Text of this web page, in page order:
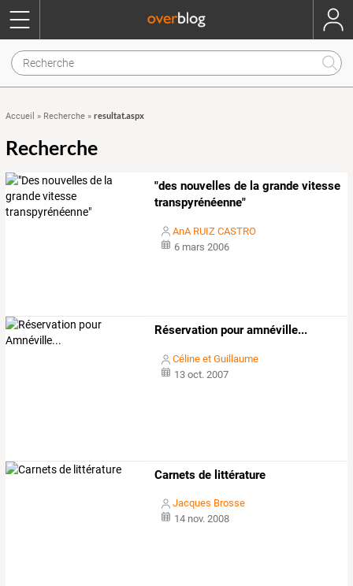
Accueil » Recherche » resultat.aspx
Recherche
"des nouvelles de la grande vitesse
transpyrénéenne"
AnA RUIZ CASTRO
6 mars 2006
Réservation pour amnéville...
Céline et Guillaume
13 oct. 2007
Carnets de littérature
Jacques Brosse
14 nov. 2008